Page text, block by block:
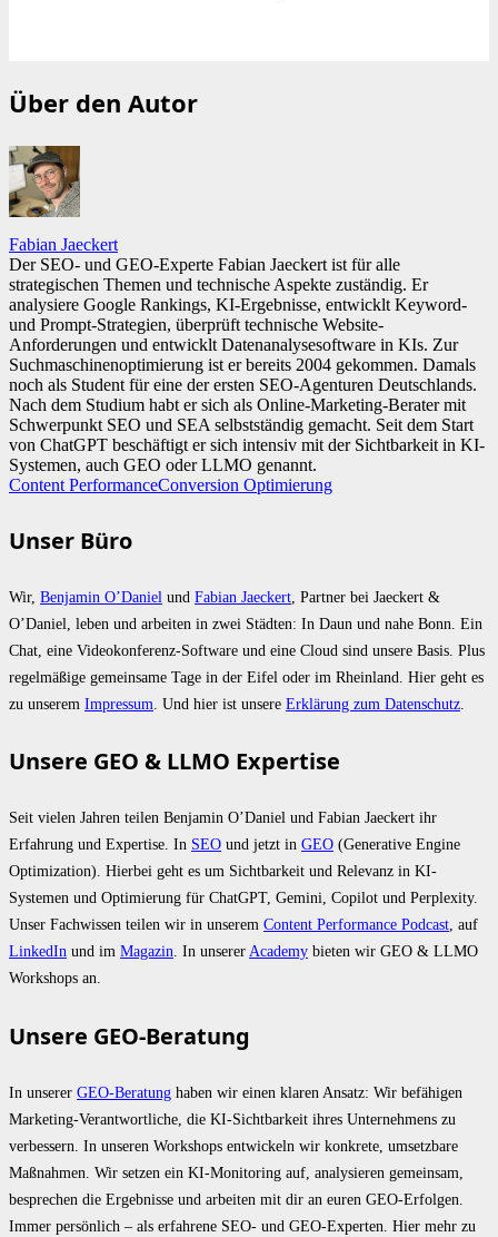
Über den Autor
Fabian Jaeckert
Der SEO- und GEO-Experte Fabian Jaeckert ist für alle
strategischen Themen und technische Aspekte zuständig. Er
analysiere Google Rankings, KI-Ergebnisse, entwicklt Keyword-
und Prompt-Strategien, überprüft technische Website-
Anforderungen und entwicklt Datenanalysesoftware in KIs. Zur
Suchmaschinenoptimierung ist er bereits 2004 gekommen. Damals
noch als Student für eine der ersten SEO-Agenturen Deutschlands.
Nach dem Studium habt er sich als Online-Marketing-Berater mit
Schwerpunkt SEO und SEA selbstständig gemacht. Seit dem Start
von ChatGPT beschäftigt er sich intensiv mit der Sichtbarkeit in KI-
Systemen, auch GEO oder LLMO genannt.
Content PerformanceConversion Optimierung
Unser Büro
Wir, Benjamin O’Daniel und Fabian Jaeckert , Partner bei Jaeckert &
O’Daniel, leben und arbeiten in zwei Städten: In Daun und nahe Bonn. Ein
Chat, eine Videokonferenz-Software und eine Cloud sind unsere Basis. Plus
regelmäßige gemeinsame Tage in der Eifel oder im Rheinland. Hier geht es
zu unserem Impressum . Und hier ist unsere Erklärung zum Datenschutz
Unsere GEO & LLMO Expertise
Seit vielen Jahren teilen Benjamin O’Daniel und Fabian Jaeckert ihr
Erfahrung und Expertise. In SEO und jetzt in GEO (Generative Engine
Optimization). Hierbei geht es um Sichtbarkeit und Relevanz in KI-
Systemen und Optimierung für ChatGPT, Gemini, Copilot und Perplexity.
Unser Fachwissen teilen wir in unserem Content Performance Podcast, auf
LinkedIn und im Magazin. In unsererAcademy bieten wir GEO & LLMO
Workshops an.
Unsere GEO-Beratung
In unserer GEO-Beratung haben wir einen klaren Ansatz: Wir befähigen
Marketing-Verantwortliche, die KI-Sichtbarkeit ihres Unternehmens zu
verbessern. In unseren Workshops entwickeln wir konkrete, umsetzbare
Maßnahmen. Wir setzen ein KI-Monitoring auf, analysieren gemeinsam,
besprechen die Ergebnisse und arbeiten mit dir an euren GEO-Erfolgen.
Immer persönlich – als erfahrene SEO- und GEO-Experten. Hier mehr zu